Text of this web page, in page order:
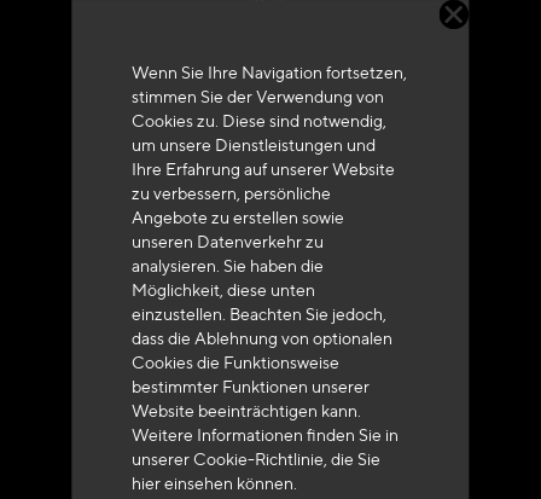
Wenn Sie Ihre Navigation fortsetzen,
stimmen Sie der Verwendung von
Cookies zu. Diese sind notwendig,
um unsere Dienstleistungen und
Ihre Erfahrung auf unserer Website
zu verbessern, persönliche
Angebote zu erstellen sowie
unseren Datenverkehr zu
analysieren. Sie haben die
Möglichkeit, diese unten
einzustellen. Beachten Sie jedoch,
dass die Ablehnung von optionalen
Cookies die Funktionsweise
bestimmter Funktionen unserer
Website beeinträchtigen kann.
Weitere Informationen finden Sie in
unserer Cookie-Richtlinie, die Sie
hiereinsehen können.
Kundenservice
+33 (0)4 79 72 62 22 Drücken 1
Lieferung innerhalb von 48 bis 72 Stunden in
Metropolitan-Frankreich
Versandkostenfrei
bei 250 Euros*